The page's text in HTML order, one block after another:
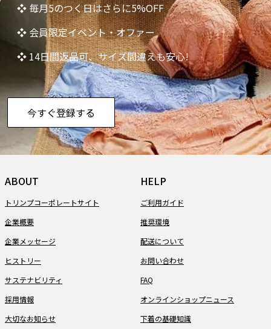
❖ 毎月5のつく日はさらに5%OFF
❖ 会員限定イベント・オファー
❖ 14日間返品可、サイズ間違えも安心!
今すぐ登録する
ABOUT
トリンプコーポレートサイト
企業概要
企業メッセージ
ヒストリー
サステナビリティ
採用情報
大切なお知らせ
HELP
ご利用ガイド
推奨環境
配送について
お問い合わせ
FAQ
オンラインショップニュース
下着の基礎知識